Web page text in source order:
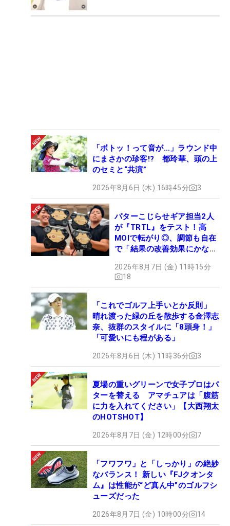
「ボトッ！って音が…」ラウンド中
にまさかの珍客!? 都玲華、頭の上
のセミと“共演”
2026年8月6日 (木) 16時45分 3
パターこじらせギア担当2人
が『TRTL』をテスト！高
MOIで転がり◎、調節も自在
で「結果の改善効果にかなり
2026年8月7日 (金) 11時15分
18
「これでゴルフ上手いとか反則」
晴れ渡った緑の丘を散歩する金澤志
奈、抜群のスタイルに「8頭身！」
「可愛いにも程がある」
2026年8月6日 (木) 11時36分 3
夏場の重いグリーンで女子プロはパ
ターを替える アマチュアは「腹筋
に力を入れてください」【大西翔太
のHOTSHOT】
2026年8月7日 (金) 12時00分 7
「フワフワ」と「しっかり」の絶妙
なバランス！ 新しい『FJクオンタ
ム』は性能が“ど真ん中”のゴルフシ
ューズだった
2026年8月7日 (金) 10時00分 14